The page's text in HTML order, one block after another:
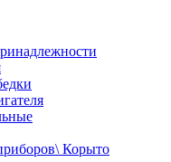
Корыто